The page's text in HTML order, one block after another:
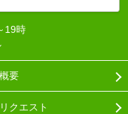
19時
要
クエスト